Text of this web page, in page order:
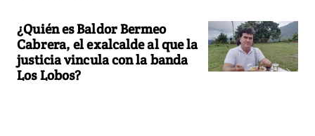
¿Quién es Baldor Bermeo
Cabrera, el exalcalde al que la
justicia vincula con la banda
Los Lobos?